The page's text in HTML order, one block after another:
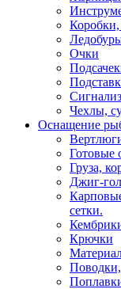
Очки
Чехлы,
Оснащение
Готовые
Груза,
Джиг-
сетки.
Крючки